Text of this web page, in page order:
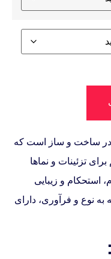
در ساخت و ساز است که
تزئینات و نماها
استحکام و زیبایی
نوع و فرآوری، دارای